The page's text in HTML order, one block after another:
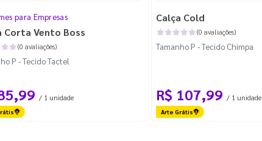
para Empresas
Corta Vento Boss
(0 avaliações)
P - Tecido Tactel
/ 1 unidade
Calça Cold
(0 avaliações)
Tamanho P - Tecido Chimpa
R$ 107,99 / 1 unidade
Arte Grátis